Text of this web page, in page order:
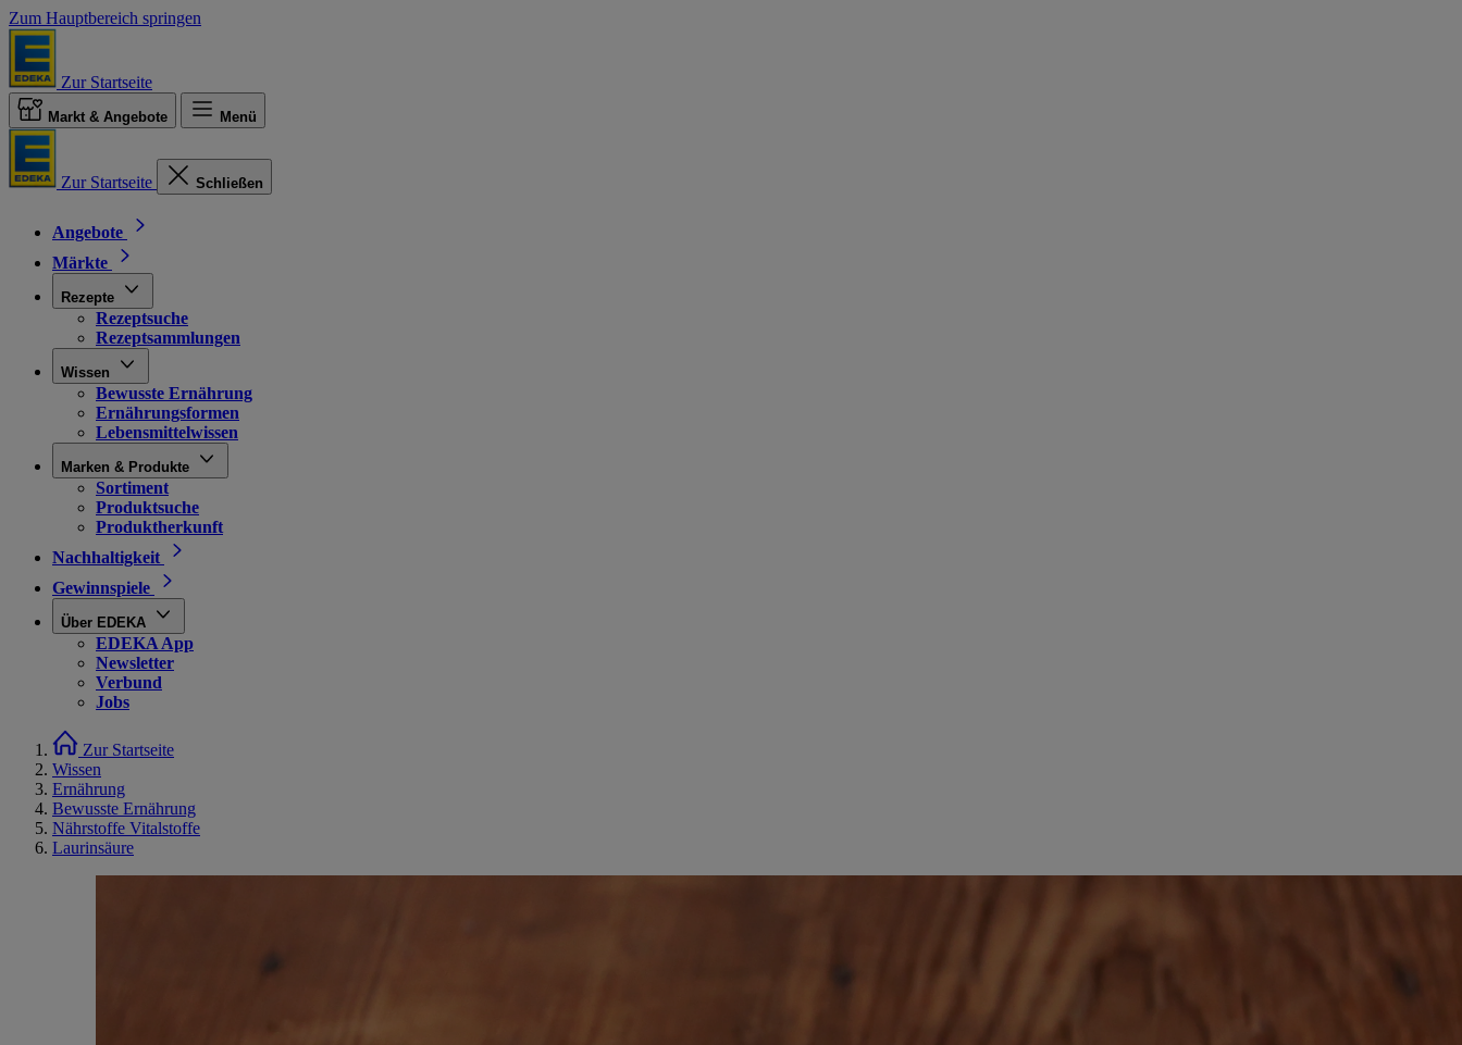
Zum Hauptbereich springen
Zur Startseite
Markt & Angebote Menü
Zur Startseite Schließen
Angebote
Märkte
Rezepte
Rezeptsuche
Rezeptsammlungen
Wissen
Bewusste Ernährung
Ernährungsformen
Lebensmittelwissen
Marken & Produkte
Sortiment
Produktsuche
Produktherkunft
Nachhaltigkeit
Gewinnspiele
Über EDEKA
EDEKA App
Newsletter
Verbund
Jobs
Zur Startseite
Wissen
Ernährung
Bewusste Ernährung
Nährstoffe Vitalstoffe
Laurinsäure